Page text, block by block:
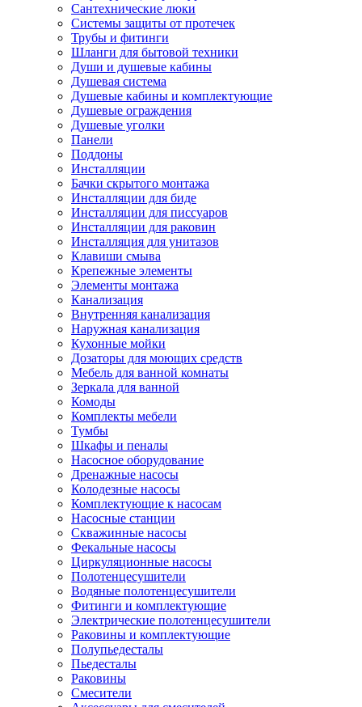
Сантехнические люки
Системы защиты от протечек
Трубы и фитинги
Шланги для бытовой техники
Души и душевые кабины
Душевая система
Душевые кабины и комплектующие
Душевые ограждения
Душевые уголки
Панели
Поддоны
Инсталляции
Бачки скрытого монтажа
Инсталляции для биде
Инсталляции для писсуаров
Инсталляции для раковин
Инсталляция для унитазов
Клавиши смыва
Крепежные элементы
Элементы монтажа
Канализация
Внутренняя канализация
Наружная канализация
Кухонные мойки
Дозаторы для моющих средств
Мебель для ванной комнаты
Зеркала для ванной
Комоды
Комплекты мебели
Тумбы
Шкафы и пеналы
Насосное оборудование
Дренажные насосы
Колодезные насосы
Комплектующие к насосам
Насосные станции
Скважинные насосы
Фекальные насосы
Циркуляционные насосы
Полотенцесушители
Водяные полотенцесушители
Фитинги и комплектующие
Электрические полотенцесушители
Раковины и комплектующие
Полупьедесталы
Пьедесталы
Раковины
Смесители